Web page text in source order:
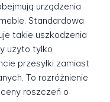
urządzenia
Standardowa
takie uszkodzenia
użyto tylko
przesyłki zamiast
To rozróżnienie
roszczeń o